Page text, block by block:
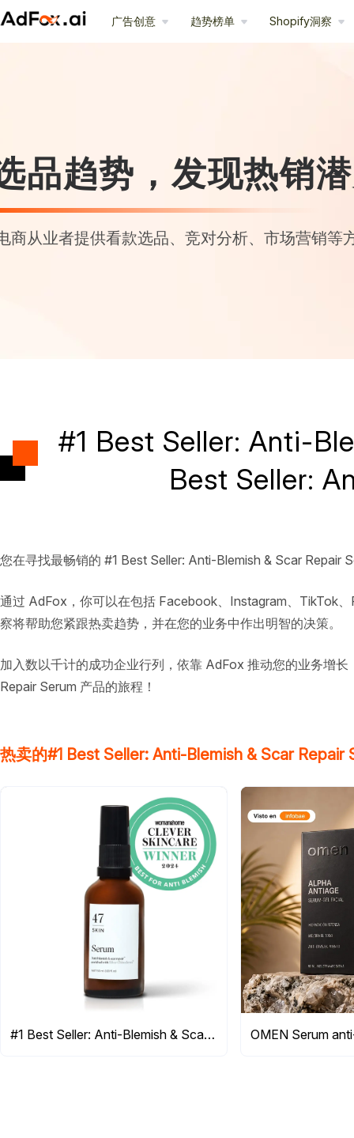
广告创意 趋势榜单 Shopify洞察
品趋势，发现热销
商从业者提供看款选品、竞对分析、市场营销等
#1 Best Seller: Anti-
Best Seller:
您在寻找最畅销的 #1 Best Seller: Anti-Blemish & Scar Repair
通过 AdFox，你可以在包括 Facebook、Instagram、TikTok
察将帮助您紧跟热卖趋势，并在您的业务中作出明智的决策。
加入数以千计的成功企业行列，依靠 AdFox 推动您的业务增
Repair Serum 产品的旅程！
热卖的#1 Best Seller: Anti-Blemish & Scar Repair
#1 Best Seller: Anti-Blemish & Scar Repair Serum